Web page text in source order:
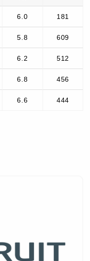
6.0 181
5.8 609
6.2 512
6.8 456
6.6 444